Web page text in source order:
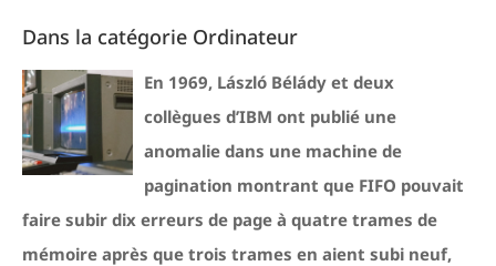
Dans la catégorie Ordinateur
En 1969, László Bélády et deux
collègues d’IBM ont publié une
anomalie dans une machine de
pagination montrant que FIFO pouvait
faire subir dix erreurs de page à quatre trames de
mémoire après que trois trames en aient subi neuf,